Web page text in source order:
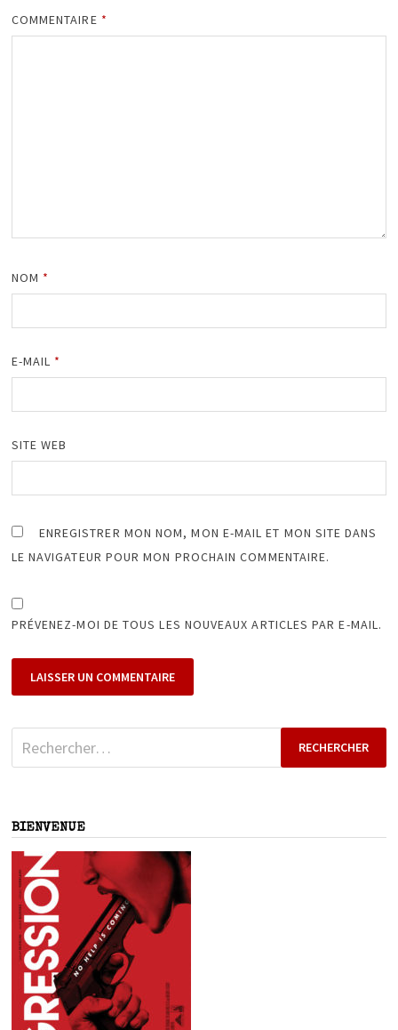
COMMENTAIRE *
NOM *
E-MAIL *
SITE WEB
ENREGISTRER MON NOM, MON E-MAIL ET MON SITE DANS
LE NAVIGATEUR POUR MON PROCHAIN COMMENTAIRE.
PRÉVENEZ-MOI DE TOUS LES NOUVEAUX ARTICLES PAR E-MAIL.
Rechercher :
BIENVENUE